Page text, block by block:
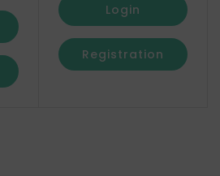
Login
Registration